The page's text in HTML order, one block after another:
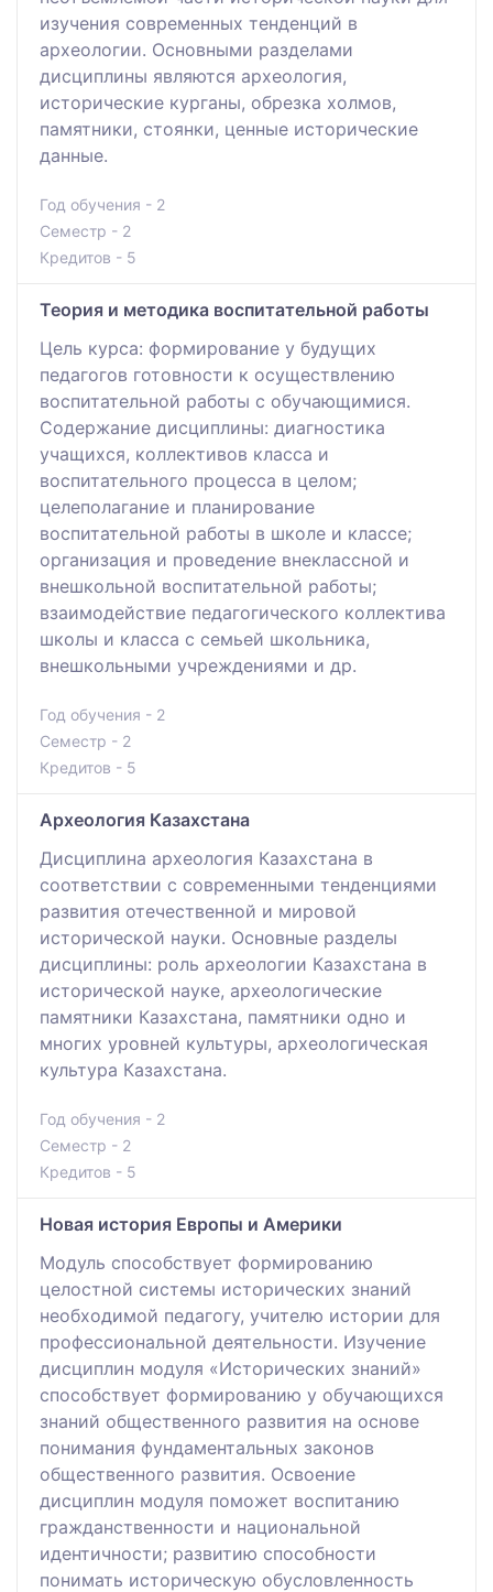
изучения современных тенденций в
археологии. Основными разделами
дисциплины являются археология,
исторические курганы, обрезка холмов,
памятники, стоянки, ценные исторические
данные.
Год обучения - 2
Семестр - 2
Кредитов - 5
Теория и методика воспитательной работы
Цель курса: формирование у будущих
педагогов готовности к осуществлению
воспитательной работы с обучающимися.
Содержание дисциплины: диагностика
учащихся, коллективов класса и
воспитательного процесса в целом;
целеполагание и планирование
воспитательной работы в школе и классе;
организация и проведение внеклассной и
внешкольной воспитательной работы;
взаимодействие педагогического коллектива
школы и класса с семьей школьника,
внешкольными учреждениями и др.
Год обучения - 2
Семестр - 2
Кредитов - 5
Археология Казахстана
Дисциплина археология Казахстана в
соответствии с современными тенденциями
развития отечественной и мировой
исторической науки. Основные разделы
дисциплины: роль археологии Казахстана в
исторической науке, археологические
памятники Казахстана, памятники одно и
многих уровней культуры, археологическая
культура Казахстана.
Год обучения - 2
Семестр - 2
Кредитов - 5
Новая история Европы и Америки
Модуль способствует формированию
целостной системы исторических знаний
необходимой педагогу, учителю истории для
профессиональной деятельности. Изучение
дисциплин модуля «Исторических знаний»
способствует формированию у обучающихся
знаний общественного развития на основе
понимания фундаментальных законов
общественного развития. Освоение
дисциплин модуля поможет воспитанию
гражданственности и национальной
идентичности; развитию способности
понимать историческую обусловленность